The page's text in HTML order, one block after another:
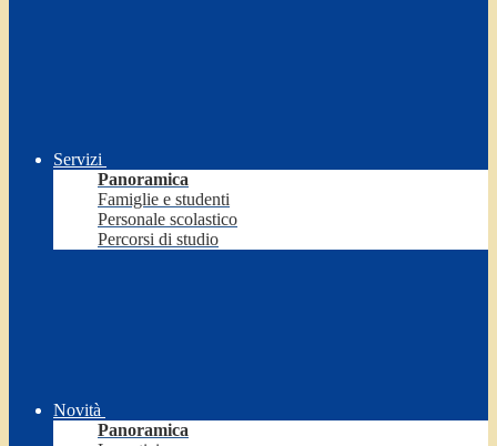
Servizi
Panoramica
Famiglie e studenti
Personale scolastico
Percorsi di studio
Novità
Panoramica